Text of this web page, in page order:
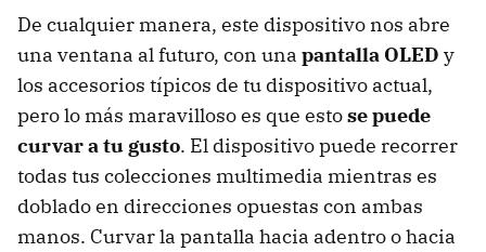
De cualquier manera, este dispositivo nos abre
una ventana al futuro, con una pantalla OLED y
los accesorios típicos de tu dispositivo actual,
pero lo más maravilloso es que estose puede
curvar a tu gusto. El dispositivo puede recorrer
todas tus colecciones multimedia mientras es
doblado en direcciones opuestas con ambas
manos. Curvar la pantalla hacia adentro o hacia